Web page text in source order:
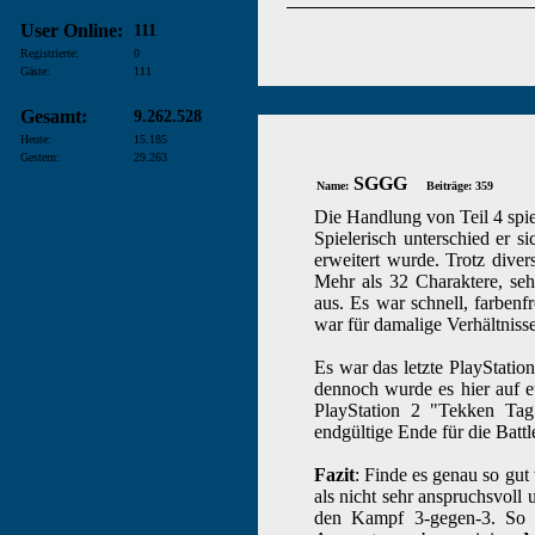
User Online: 111
Registrierte:
0
Gäste:
111
Gesamt: 9.262.528
Heute:
15.185
Gestern:
29.263
Name: SGGG Beiträge: 359
Die Handlung von Teil 4
Spielerisch unterschied er
erweitert wurde. Trotz
Mehr als 32 Charaktere,
aus. Es war schnell,
war für damalige
Es war das letzte
dennoch wurde es hier auf
PlayStation 2 "Tekken
endgültige Ende für die
Fazit: Finde es genau so
als nicht sehr anspruchsvoll
den Kampf 3-gegen-3. So